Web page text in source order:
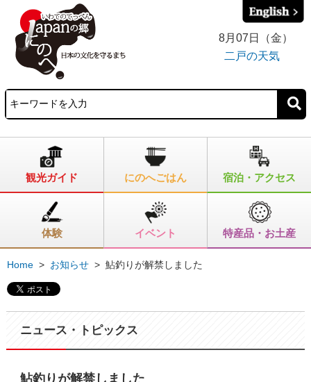
8月07日（金）
二戸の天気
観光ガイド にのへごはん 宿泊・アクセス
体験 イベント 特産品・お土産
Home > お知らせ > 鮎釣りが解禁しました
ニュース・トピックス
鮎釣りが解禁しました